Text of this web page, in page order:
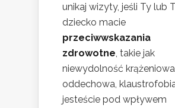
unikaj wizyty, jeśli Ty lub
dziecko macie
przeciwwskazania
zdrowotne, takie jak
niewydolność
oddechowa,
jesteście pod wpływem